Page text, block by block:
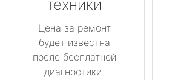
техники
Цена за ремонт
будет известна
после бесплатной
диагностики.